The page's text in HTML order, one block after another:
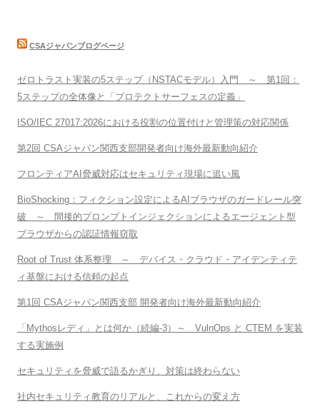
CSAジャパンブログページ
ゼロトラスト実装の5ステップ（NSTACモデル）入門 ～ 第1回：
5ステップの全体像と「プロテクトサーフェスの定義」
ISO/IEC 27017:2026における役割の位置付けと管理策の対応関係
第2回 CSAジャパン関西支部開発者向け海外最新動向紹介
フロンティアAI脅威対応はセキュリティ現場に追い風
BioShocking：フィクション設定によるAIブラウザのガードレール突
破 ～ 間接的プロンプトインジェクションによるエージェント型
ブラウザからの認証情報窃取
Root of Trust 体系整理 ～ デバイス・クラウド・アイデンティテ
ィ基盤における信頼の起点
第1回 CSAジャパン関西支部 開発者向け海外最新動向紹介
「Mythosレディ」とは何か（続編-3）～ VulnOps と CTEM を実装
する実施例
セキュリティを脅威で語るかぎり、対策は終わらない
社内セキュリティ教育のリアルと、これからの変え方